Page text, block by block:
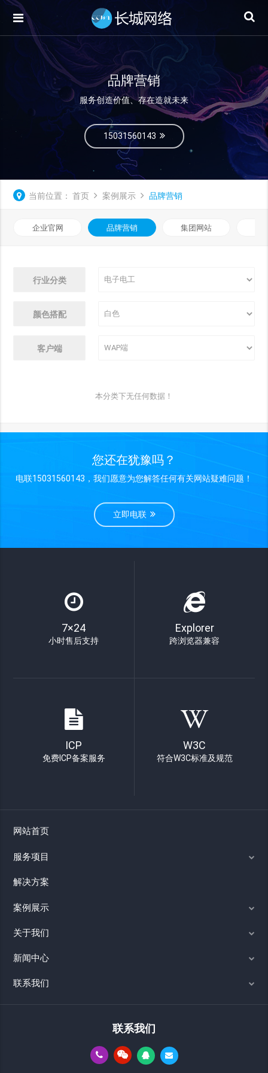
品牌营销
服务创造价值、存在造就未来
15031560143
当前位置： 首页 案例展示 品牌营销
企业官网 品牌营销 集团网站
行业分类
颜色搭配
客户端
本分类下无任何数据！
您还在犹豫吗？
电联15031560143，我们愿意为您解答任何有关网站疑难问题！
立即电联
7×24
小时售后支持
Explorer
跨浏览器兼容
ICP
免费ICP备案服务
W3C
符合W3C标准及规范
网站首页
服务项目
解决方案
案例展示
关于我们
新闻中心
联系我们
联系我们